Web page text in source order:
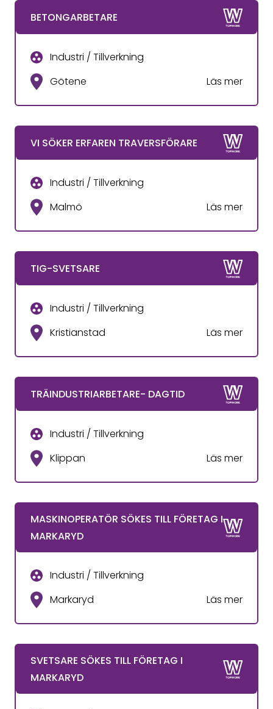
BETONGARBETARE
Industri / Tillverkning
Götene
Läs mer
VI SÖKER ERFAREN TRAVERSFÖRARE
Industri / Tillverkning
Malmö
Läs mer
TIG-SVETSARE
Industri / Tillverkning
Kristianstad
Läs mer
TRÄINDUSTRIARBETARE- DAGTID
Industri / Tillverkning
Klippan
Läs mer
MASKINOPERATÖR SÖKES TILL FÖRETAG I
MARKARYD
Industri / Tillverkning
Markaryd
Läs mer
SVETSARE SÖKES TILL FÖRETAG I
MARKARYD